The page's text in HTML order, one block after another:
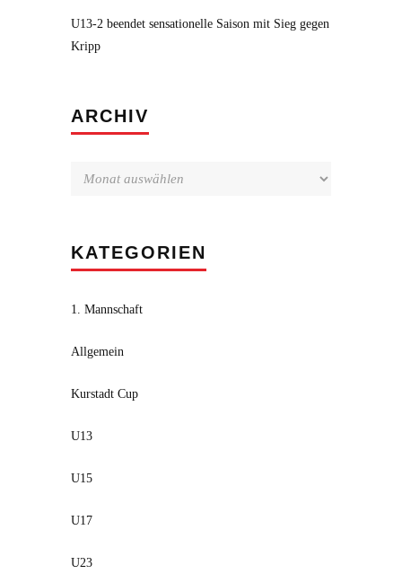
U13-2 beendet sensationelle Saison mit Sieg gegen
Kripp
ARCHIV
KATEGORIEN
1. Mannschaft
Allgemein
Kurstadt Cup
U13
U15
U17
U23